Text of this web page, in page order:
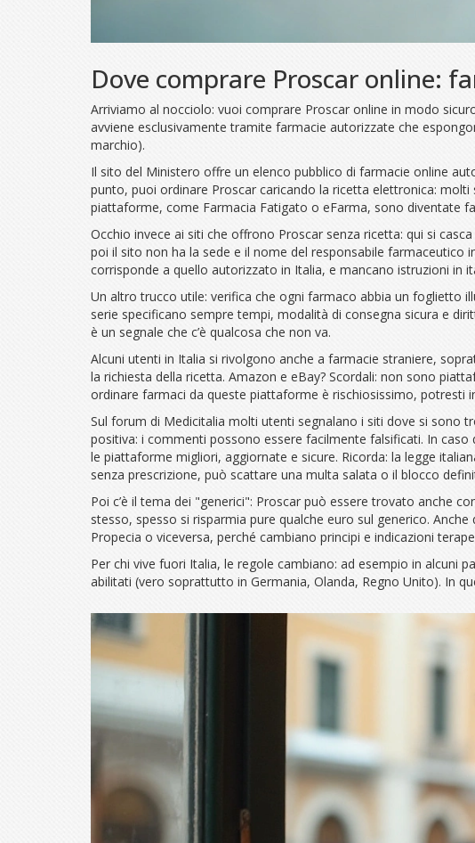
Dove comprare Proscar online:
Arriviamo al nocciolo: vuoi comprare Proscar online in modo
avviene esclusivamente tramite farmacie autorizzate che
marchio).
Il sito del Ministero offre un elenco pubblico di farmacie online
punto, puoi ordinare Proscar caricando la ricetta elettronica:
piattaforme, come Farmacia Fatigato o eFarma, sono diventate
Occhio invece ai siti che offrono Proscar senza ricetta: qui si
poi il sito non ha la sede e il nome del responsabile
corrisponde a quello autorizzato in Italia, e mancano istruzioni in
Un altro trucco utile: verifica che ogni farmaco abbia un foglietto
serie specificano sempre tempi, modalità di consegna sicura e
è un segnale che c’è qualcosa che non va.
Alcuni utenti in Italia si rivolgono anche a farmacie straniere,
la richiesta della ricetta. Amazon e eBay? Scordali: non sono
ordinare farmaci da queste piattaforme è rischiosissimo, potresti
Sul forum di Medicitalia molti utenti segnalano i siti dove si sono
positiva: i commenti possono essere facilmente falsificati. In
le piattaforme migliori, aggiornate e sicure. Ricorda: la legge
senza prescrizione, può scattare una multa salata o il blocco
Poi c’è il tema dei "generici": Proscar può essere trovato anche
stesso, spesso si risparmia pure qualche euro sul generico.
Propecia o viceversa, perché cambiano principi e indicazioni
Per chi vive fuori Italia, le regole cambiano: ad esempio in alcuni
abilitati (vero soprattutto in Germania, Olanda, Regno Unito). In